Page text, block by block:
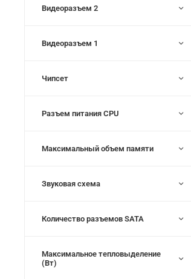
Видеоразъем 2
Видеоразъем 1
Чипсет
Разъем питания CPU
Максимальный объем памяти
Звуковая схема
Количество разъемов SATA
Максимальное тепловыделение
(Вт)